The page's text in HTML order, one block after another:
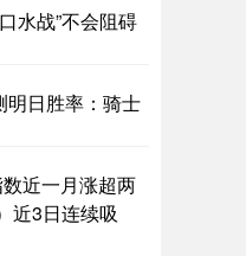
水战”不会阻碍
明日胜率：骑士
近一月涨超两
近3日连续吸